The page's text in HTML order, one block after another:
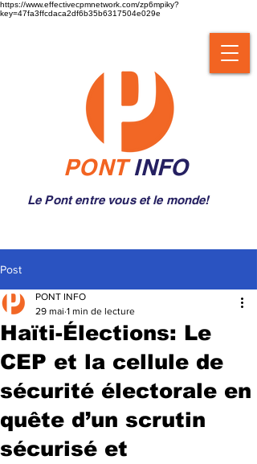
https://www.effectivecpmnetwork.com/zp6mpiky?
key=47fa3ffcdaca2df6b35b6317504e029e
PONTINFO
Le Pont entre vous et le monde!
Post
Haïti-Élections: Le
CEP et la cellule de
sécurité électorale en
quête d’un scrutin
sécurisé et
PONT INFO
29 mai 1 min de lecture